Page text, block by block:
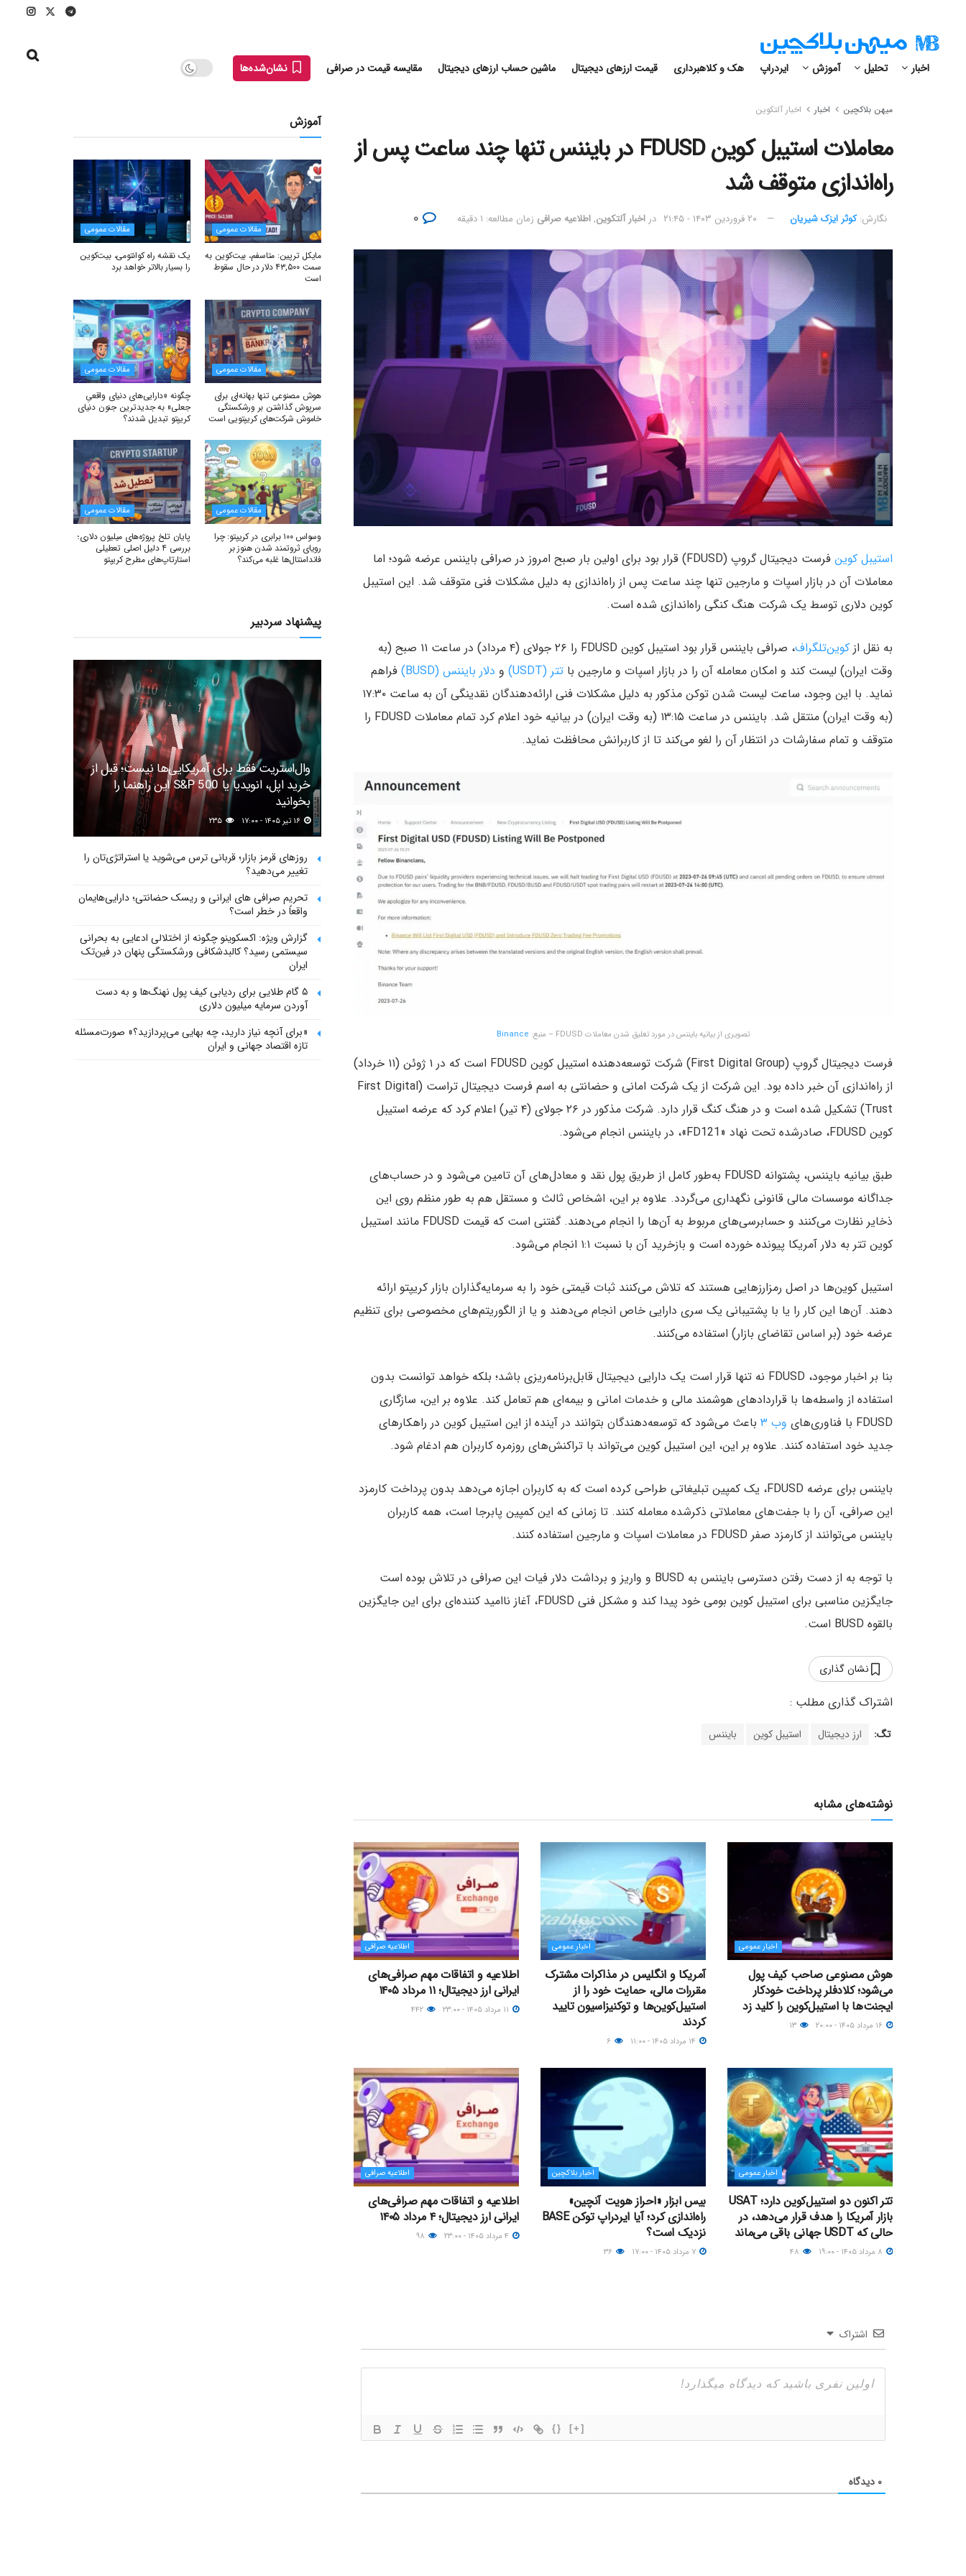
اخبار تحلیل آموزش ایردراپ هک و کلاهبرداری قیمت ارزهای دیجیتال ماشین حساب ارزهای دیجیتال مقایسه قیمت در صرافی نشان‌شده‌ها
میهن بلاکچین اخبار اخبار آلتکوین
معاملات استیبل کوین FDUSD در بایننس تنها چند ساعت پس از
راه‌‌اندازی متوقف شد
نگارش:‌ کوثر ایزک شیریان ۲۰ فروردین ۱۴۰۳ - ۲۱:۴۵ در اخبار آلتکوین,اطلاعیه صرافی زمان مطالعه: ۱ دقیقه
استیبل کوین
فرست دیجیتال گروپ (FDUSD) قرار بود برای اولین بار صبح امروز در صرافی بایننس عرضه شود؛ اما
معاملات آن در بازار اسپات و مارجین تنها چند ساعت پس از راه‌اندازی به دلیل مشکلات فنی متوقف شد. این استیبل
کوین دلاری توسط یک شرکت هنگ کنگی راه‌اندازی شده است.
به نقل از کوین‌تلگراف
، صرافی بایننس قرار بود استیبل کوین FDUSD را ۲۶ جولای (۴ مرداد) در ساعت ۱۱ صبح (به
وقت ایران) لیست کند و امکان معامله آن را در بازار اسپات و مارجین با تتر (USDT) و دلار بایننس (BUSD)
فراهم
نماید. با این وجود، ساعت لیست شدن توکن مذکور به دلیل مشکلات فنی ارائه‌دهندگان نقدینگی آن به ساعت ۱۷:۳۰
(به وقت ایران) منتقل شد. بایننس در ساعت ۱۳:۱۵ (به وقت ایران) در بیانیه خود اعلام کرد تمام معاملات FDUSD را
متوقف و تمام سفارشات در انتظار آن را لغو می‌کند تا از کاربرانش محافظت نماید.
تصویری از بیانیه بایننس در مورد تعلیق شدن معاملات FDUSD – منبع: Binance
فرست دیجیتال گروپ (First Digital Group) شرکت توسعه‌دهنده استیبل کوین FDUSD است که در ۱ ژوئن (۱۱ خرداد)
از راه‌اندازی آن خبر داده بود. این شرکت از یک شرکت امانی و حضانتی به اسم فرست دیجیتال تراست (First Digital
Trust) تشکیل شده است و در هنگ کنگ قرار دارد. شرکت مذکور در ۲۶ جولای (۴ تیر) اعلام کرد که عرضه استیبل
کوین FDUSD، صادرشده تحت نهاد «FD121»، در بایننس انجام می‌شود.
طبق بیانیه بایننس، پشتوانه FDUSD به‌طور کامل از طریق پول نقد و معادل‌های آن تامین می‌شود و در حساب‌های
جداگانه موسسات مالی قانونی نگهداری می‌گردد. علاوه بر این، اشخاص ثالث و مستقل هم به طور منظم روی این
ذخایر نظارت می‌کنند و حسابرسی‌های مربوط به آن‌ها را انجام می‌دهند. گفتنی است که قیمت FDUSD مانند استیبل
کوین‌ تتر به دلار آمریکا پیونده خورده است و بازخرید آن با نسبت ۱:۱ انجام می‌شود.
استیبل کوین‌ها در اصل رمزارزهایی هستند که تلاش می‌کنند ثبات قیمتی خود را به سرمایه‌گذاران بازار کریپتو ارائه
دهند. آن‌ها این کار را یا با پشتیبانی یک سری دارایی‌ خاص انجام می‌دهند و یا از الگوریتم‌های مخصوصی برای تنظیم
عرضه خود (بر اساس تقاضای بازار) استفاده می‌کنند.
بنا بر اخبار موجود، FDUSD نه تنها قرار است یک دارایی دیجیتال قابل‌برنامه‌ریزی باشد؛ بلکه خواهد توانست بدون
استفاده از واسطه‌ها با قراردادهای هوشمند مالی و خدمات امانی و بیمه‌ای هم تعامل کند. علاوه بر این، سازگاری
FDUSD با فناوری‌های
وب ۳
باعث می‌شود که توسعه‌دهندگان بتوانند در آینده از این استیبل کوین در راهکارهای
جدید خود استفاده کنند. علاوه بر این، این استیبل کوین می‌تواند با تراکنش‌های روزمره کاربران هم ادغام شود.
بایننس برای عرضه FDUSD، یک کمپین تبلیغاتی طراحی کرده است که به کاربران اجازه می‌دهد بدون پرداخت کارمزد
این صرافی، آن را با جفت‌‌های معاملاتی ذکرشده معامله کنند. تا زمانی که این کمپین پابرجا است، همه کاربران
بایننس می‌توانند از کارمزد صفر FDUSD در معاملات اسپات و مارجین استفاده کنند.
با توجه به از دست رفتن دسترسی بایننس به BUSD و واریز و برداشت دلار فیات این صرافی در تلاش بوده است
جایگزین مناسبی برای استیبل کوین بومی خود پیدا کند و مشکل فنی FDUSD، آغاز ناامید کننده‌ای برای این جایگزین
بالقوه BUSD است.
نشان گذاری
تگ: ارز دیجیتال استیبل کوین بایننس
نوشته‌های مشابه
اخبار عمومی
هوش مصنوعی صاحب کیف پول
می‌شود؛ کلادفلر پرداخت خودکار
ایجنت‌ها با استیبل‌کوین را کلید زد
اخبار عمومی
آمریکا و انگلیس در مذاکرات مشترک
مقررات مالی، حمایت خود را از
استیبل‌کوین‌ها و توکنیزاسیون تایید
کردند
اطلاعیه صرافی
اطلاعیه و اتفاقات مهم صرافی‌های
ایرانی ارز دیجیتال؛ ۱۱ مرداد ۱۴۰۵
اخبار عمومی
تتر اکنون دو استیبل‌کوین دارد؛ USAT
بازار آمریکا را هدف قرار می‌دهد، در
حالی که USDT جهانی باقی می‌ماند
اخبار بلاکچین
بیس ابزار «احراز هویت آنچین»
راه‌اندازی کرد؛ آیا ایردراپ توکن BASE
نزدیک‌ است؟
اطلاعیه صرافی
اطلاعیه و اتفاقات مهم صرافی‌های
ایرانی ارز دیجیتال؛ ۴ مرداد ۱۴۰۵
اشتراک
{} [+]
۰ دیدگاه
آموزش
مقالات عمومی
مایکل ترپین: متاسفم، بیت‌کوین به
سمت ۴۳,۵۰۰ دلار در حال سقوط
است
مقالات عمومی
یک نقشه راه کوانتومی، بیت‌کوین
را بسیار بالاتر خواهد برد
مقالات عمومی
هوش مصنوعی تنها بهانه‌ای برای
سرپوش گذاشتن بر ورشکستگی
خاموش شرکت‌های کریپتویی است
مقالات عمومی
چگونه «دارایی‌های دنیای واقعیِ
جعلی» به جدیدترین جنون دنیای
کریپتو تبدیل شدند؟
مقالات عمومی
وسواس ۱۰۰ برابری در کریپتو: چرا
رویای ثروتمند شدن هنوز بر
فاندامنتال‌ها غلبه می‌کند؟
مقالات عمومی
پایان تلخ پروژه‌های میلیون دلاری؛
بررسی ۴ دلیل اصلی تعطیلی
استارتاپ‌های مطرح کریپتو
پیشنهاد سردبیر
وال‌استریت فقط برای آمریکایی‌ها نیست؛ قبل از
خرید اپل، انویدیا یا S&P 500 این راهنما را
بخوانید
روزهای قرمز بازار؛ قربانی ترس می‌شوید یا استراتژی‌تان را
تغییر می‌دهید؟
تحریم صرافی های ایرانی و ریسک حضانتی؛ دارایی‌هایمان
واقعاً در خطر است؟
گزارش ویژه: اکسکوینو چگونه از اختلالی ادعایی به بحرانی
سیستمی رسید؟ کالبدشکافی ورشکستگی پنهان در فین‌تک
ایران
۵ گام طلایی برای ردیابی کیف پول‌ نهنگ‌ها و به دست
آوردن سرمایه میلیون دلاری
«برای آنچه نیاز دارید، چه بهایی می‌پردازید؟» صورت‌مسئله
تازه اقتصاد جهانی و ایران